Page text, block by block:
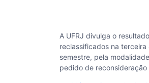
A UFRJ divulga o
reclassificados na terceira
semestre, pela
pedido de